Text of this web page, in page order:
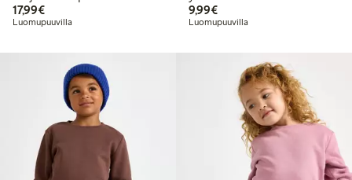
17,99€17,99 €
Luomupuuvilla
9,99€9,99 €
Luomupuuvilla